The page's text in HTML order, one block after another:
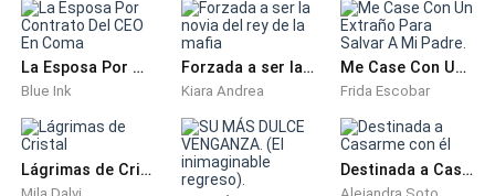
pasteles, lo admitía, también me gustó la nueva ropa,
era más bonita.
Me bajé del auto y entré al instituto sintiendo atraer la
mirada de algunas personas a medida que caminaba
por el pasillo, me sentía un poco intimidada, nunca
había llamado tanto la atención en los años
La Esposa Por Contrato Del CEO En Coma
Blue Ink
Forzada a ser la novia del rey de la mafia
Kiara Andrea
Me Case Con Un Extraño Para Salvar A Mi Padre.
Frida Escobar
Lágrimas de Cristal Destinada a Casarme con él